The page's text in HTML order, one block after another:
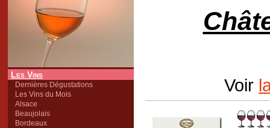
Les Vins
Dernières Dégustations
Les Vins du Mois
Alsace
Beaujolais
Bordeaux
Voir